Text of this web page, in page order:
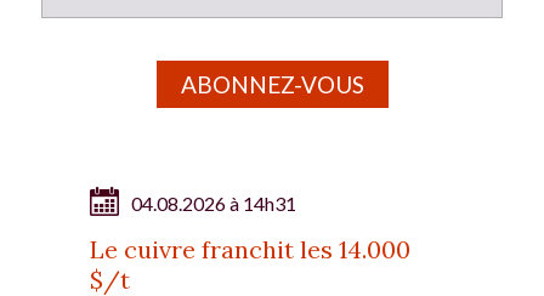
ABONNEZ-VOUS
04.08.2026 à 14h31
Le cuivre franchit les 14.000
$/t